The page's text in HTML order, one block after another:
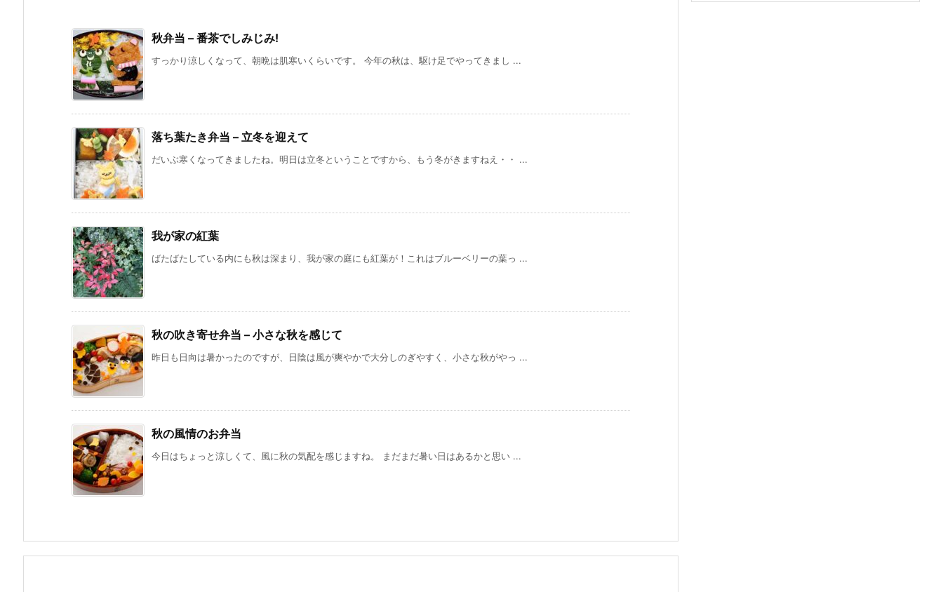
秋弁当 – 番茶でしみじみ!
すっかり涼しくなって、朝晩は肌寒いくらいです。 今年の秋は、駆け足でやってきまし ...
落ち葉たき弁当 – 立冬を迎えて
だいぶ寒くなってきましたね。明日は立冬ということですから、もう冬がきますねえ・・ ...
我が家の紅葉
ばたばたしている内にも秋は深まり、我が家の庭にも紅葉が！これはブルーベリーの葉っ ...
秋の吹き寄せ弁当 – 小さな秋を感じて
昨日も日向は暑かったのですが、日陰は風が爽やかで大分しのぎやすく、小さな秋がやっ ...
秋の風情のお弁当
今日はちょっと涼しくて、風に秋の気配を感じますね。 まだまだ暑い日はあるかと思い ...